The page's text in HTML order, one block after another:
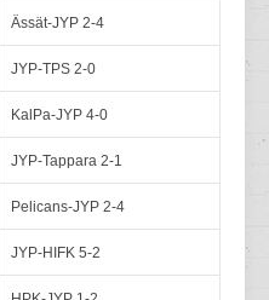
Ässät-JYP 2-4
JYP-TPS 2-0
KalPa-JYP 4-0
JYP-Tappara 2-1
Pelicans-JYP 2-4
JYP-HIFK 5-2